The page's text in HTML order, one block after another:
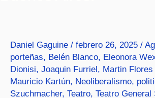
Daniel Gaguine / febrero 26, 2025 /
porteñas, Belén Blanco, Eleonora
Dionisi, Joaquin Furriel, Martin Flores
Mauricio Kartún, Neoliberalismo,
Szuchmacher, Teatro, Teatro General
Buenos
Aires.